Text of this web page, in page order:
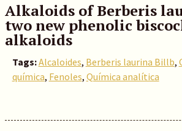
Alkaloids of Berberis
two new phenolic
alkaloids
Tags:Alcaloides, Berberis laurina Billb,
química, Fenoles, Química analítica